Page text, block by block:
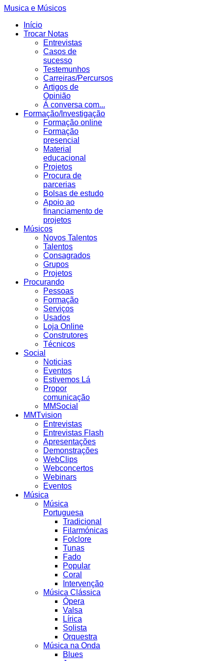
Musica e Músicos
Início
Trocar Notas
Entrevistas
Casos de
sucesso
Testemunhos
Carreiras/Percursos
Artigos de
Opinião
Á conversa com...
Formação/Investigação
Formação online
Formação
presencial
Material
educacional
Projetos
Procura de
parcerias
Bolsas de estudo
Apoio ao
financiamento de
projetos
Músicos
Novos Talentos
Talentos
Consagrados
Grupos
Projetos
Procurando
Pessoas
Formação
Serviços
Usados
Loja Online
Construtores
Técnicos
Social
Noticias
Eventos
Estivemos Lá
Propor
comunicação
MMSocial
MMTvision
Entrevistas
Entrevistas Flash
Apresentações
Demonstrações
WebClips
Webconcertos
Webinars
Eventos
Música
Música
Portuguesa
Tradicional
Filarmónicas
Folclore
Tunas
Fado
Popular
Coral
Intervenção
Música Clássica
Ópera
Valsa
Lírica
Solista
Orquestra
Música na Onda
Blues